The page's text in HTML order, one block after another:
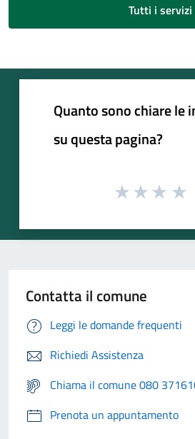
Tutti i servizi
Quanto sono chiare le
su questa pagina?
Contatta il comune
Leggi le domande frequenti
Richiedi Assistenza
Chiama il comune 080
Prenota un appuntamento